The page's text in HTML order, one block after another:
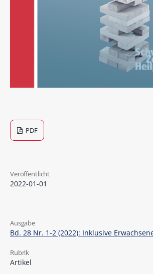
PDF
Veröffentlicht
2022-01-01
Ausgabe
Bd. 28 Nr. 1-2 (2022): Inklusive
Rubrik
Artikel